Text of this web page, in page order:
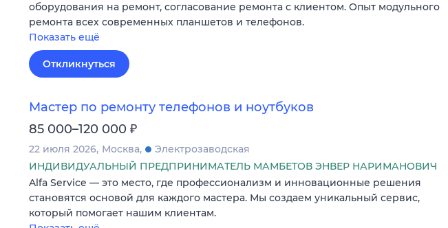
оборудования на ремонт, согласование ремонта с клиентом. Опыт модульного
ремонта всех современных планшетов и телефонов.
Показать ещё
Откликнуться
Мастер по ремонту телефонов и ноутбуков
85 000–120 000 ₽
22 июля 2026 Москва
Электрозаводская
ИНДИВИДУАЛЬНЫЙ ПРЕДПРИНИМАТЕЛЬ МАМБЕТОВ ЭНВЕР НАРИМАНОВИЧ
Alfa Service — это место, где профессионализм и инновационные решения
становятся основой для каждого мастера. Мы создаем уникальный сервис,
который помогает нашим клиентам.